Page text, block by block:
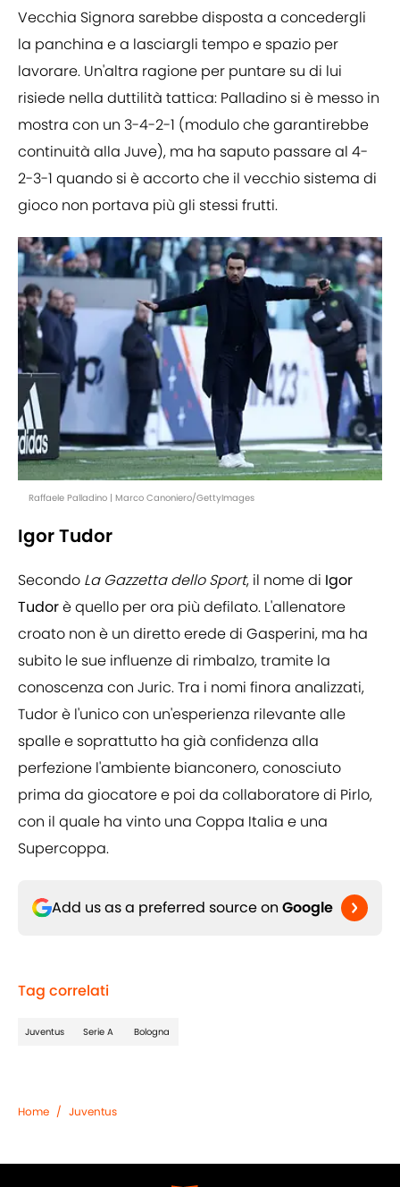
Vecchia Signora sarebbe disposta a concedergli
la panchina e a lasciargli tempo e spazio per
lavorare. Un'altra ragione per puntare su di lui
risiede nella duttilità tattica: Palladino si è messo in
mostra con un 3-4-2-1 (modulo che garantirebbe
continuità alla Juve), ma ha saputo passare al 4-
2-3-1 quando si è accorto che il vecchio sistema di
gioco non portava più gli stessi frutti.
Raffaele Palladino | Marco Canoniero/GettyImages
Igor Tudor
Secondo La Gazzetta dello Sport, il nome di Igor
Tudorè quello per ora più defilato. L'allenatore
croato non è un diretto erede di Gasperini, ma ha
subito le sue influenze di rimbalzo, tramite la
conoscenza con Juric. Tra i nomi finora analizzati,
Tudor è l'unico con un'esperienza rilevante alle
spalle e soprattutto ha già confidenza alla
perfezione l'ambiente bianconero, conosciuto
prima da giocatore e poi da collaboratore di Pirlo,
con il quale ha vinto una Coppa Italia e una
Supercoppa.
Add us as a preferred source on Google
Tag correlati
Juventus Serie A Bologna
Home / Juventus